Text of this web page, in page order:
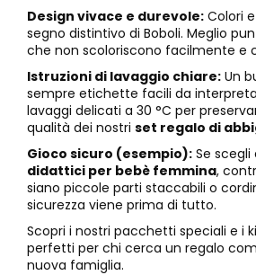
Design vivace e durevole: Colori
segno distintivo di Boboli. Meglio
che non scoloriscono facilmente e
Istruzioni di lavaggio chiare: Un
sempre etichette facili da
lavaggi delicati a 30 °C per
qualità dei nostri set regalo di
Gioco sicuro (esempio): Se scegli
didattici per bebè femmina,
siano piccole parti staccabili o
sicurezza viene prima di tutto.
Scopri i nostri pacchetti speciali e i
perfetti per chi cerca un regalo
nuova famiglia.